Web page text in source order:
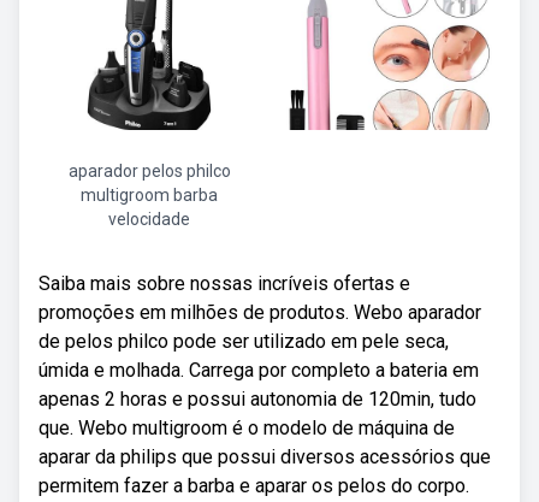
aparador pelos philco
multigroom barba
velocidade
Saiba mais sobre nossas incríveis ofertas e
promoções em milhões de produtos. Webo aparador
de pelos philco pode ser utilizado em pele seca,
úmida e molhada. Carrega por completo a bateria em
apenas 2 horas e possui autonomia de 120min, tudo
que. Webo multigroom é o modelo de máquina de
aparar da philips que possui diversos acessórios que
permitem fazer a barba e aparar os pelos do corpo.